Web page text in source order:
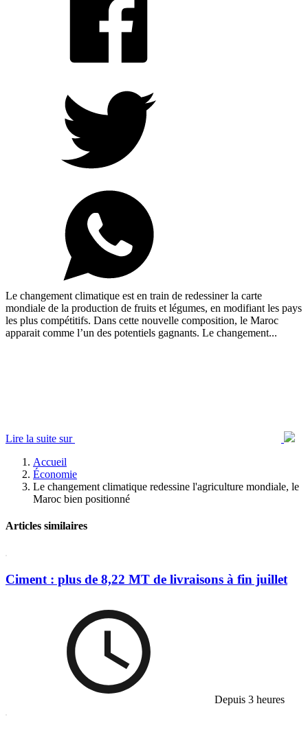
Le changement climatique est en train de redessiner la carte
mondiale de la production de fruits et légumes, en modifiant les pays
les plus compétitifs. Dans cette nouvelle composition, le Maroc
apparait comme l’un des potentiels gagnants. Le changement...
Lire la suite sur
Accueil
Économie
Le changement climatique redessine l'agriculture mondiale, le
Maroc bien positionné
Articles similaires
Ciment : plus de 8,22 MT de livraisons à fin juillet
Depuis 3 heures